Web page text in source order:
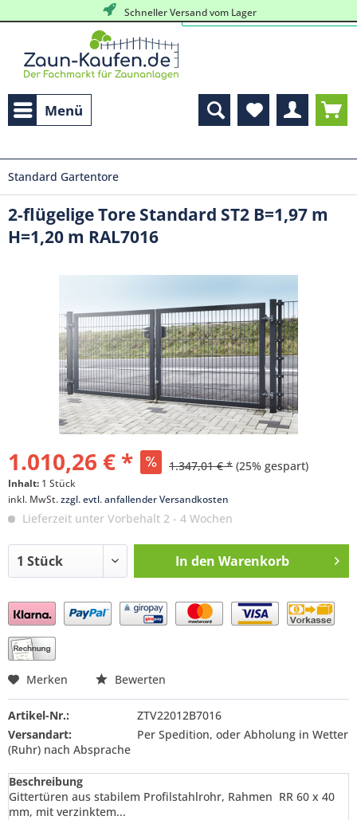
Schneller Versand vom Lager
Menü
Standard Gartentore
2-flügelige Tore Standard ST2 B=1,97 m
H=1,20 m RAL7016
1.010,26 € * 1.347,01 € * (25% gespart)
Inhalt: 1 Stück
inkl. MwSt.zzgl. evtl. anfallender Versandkosten
Lieferzeit unter Vorbehalt 2 - 4 Wochen
In den Warenkorb
Preis anfragen
Merken Bewerten
Artikel-Nr.:
ZTV22012B7016
Versandart:
Per Spedition, oder Abholung in Wetter
(Ruhr) nach Absprache
Beschreibung
Gittertüren aus stabilem Profilstahlrohr, Rahmen RR 60 x 40
mm, mit verzinktem...